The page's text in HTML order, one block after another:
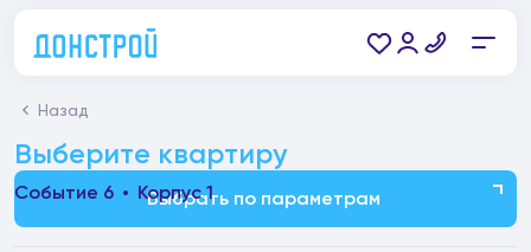
Назад
Выберите квартиру
Выбрать по параметрам
Событие 6 Корпус 1